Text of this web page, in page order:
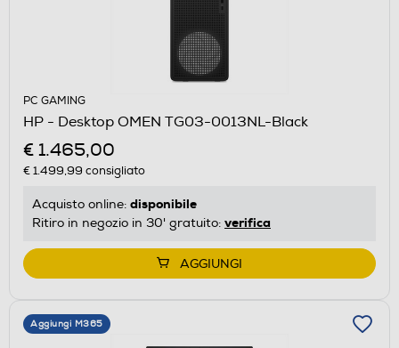
PC GAMING
HP - Desktop OMEN TG03-0013NL-Black
€ 1.465,00
€ 1.499,99 consigliato
Acquisto online: disponibile
Ritiro in negozio in 30' gratuito: verifica
AGGIUNGI
Aggiungi M365